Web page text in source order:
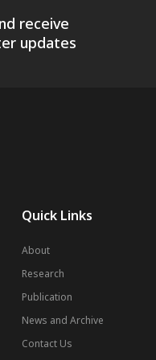
receive
updates
Quick Links
About
Research
Publication
News and Archive
Contact Us